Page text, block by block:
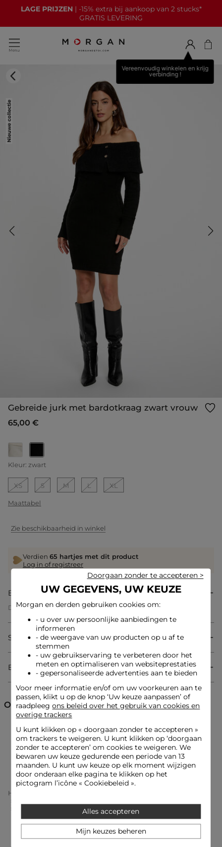
LAGE PRIJZEN | -15% extra bij aankoop van 2 stucks*
GRATIS LEVERING
Vereenvoudig winkelen en krijg
verbinding !
Nieuwe collectie
Gebreide jurk met bardotkraag zwart vrouw
65,00 €
geselecteerd
Kleur: zwart
XS S M L XL
Maattabel
Zie beschikbaarheid in winkel
Verdien 65 hartjes met dit product
Log in of registreer
Beschrijving
Deze jurk van tricot belichaamt een moderne en sensuele
vrouwelijkheid met zijn bardotkraag die elegant de
schouders onthult. De getailleerde snit accentueert subtiel de
taille, terwijl de rechte vorm zorgt voor een vloeiende en
gestructureerde silhouet. De knopen geven een verfijnde
afwerking aan dit korte kledingstuk met een
onweerstaanbare casual chic stijl.
Jurk van tricot
Bardotkraag
Lange mouwen
Getailleerd
Knopen
Look ideeën
De getailleerde en korte jurk van tricot combineert perfect
met hoge laarzen voor een vrouwelijke en zelfverzekerde
uitstraling.
Dit vloeiende kledingstuk met bardotkraag kan worden
geaccentueerd met een gestructureerde tas, wat een
moderne en gedurfde contrast creëert.
Samenstelling & onderhoud
Bezorging & Retourzending
Ontdek ook
Rechte jurken Jurken Gebreide jurken
Korte jurken Avondjurken
Home
Gebreide Jurk Met Bardotkraag Zwart Vrouw
UW GEGEVENS, UW KEUZE
Morgan en derden gebruiken cookies om:
- u over uw persoonlijke aanbiedingen te
informeren
- de weergave van uw producten op u af te
stemmen
- uw gebruikservaring te verbeteren door het
meten en optimaliseren van websiteprestaties
- gepersonaliseerde advertenties aan te bieden
Voor meer informatie en/of om uw voorkeuren aan te
passen, klikt u op de knop ‘Uw keuze aanpassen’ of
raadpleegons beleid over het gebruik van cookies en
overige trackers
U kunt klikken op « doorgaan zonder te accepteren»
om trackers te weigeren. U kunt klikken op ‘doorgaan
zonder te accepteren’ om cookies te weigeren. We
bewaren uw keuze gedurende een periode van 13
maanden. U kunt uw keuze op elk moment wijzigen
door onderaan elke pagina te klikken op het
pictogram l’icône « Cookiebeleid ».
Alles accepteren
Doorgaan zonder te accepteren >
Mijn keuzes beheren